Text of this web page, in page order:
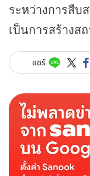
ระหว่างการสืบ
เป็นการสร้างส
แชร์